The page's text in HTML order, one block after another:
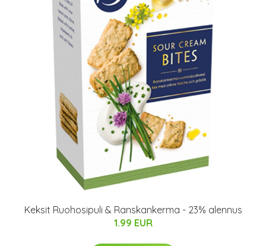
Keksit Ruohosipuli & Ranskankerma - 23% alennus
1.99 EUR